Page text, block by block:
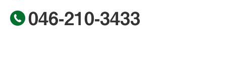
046-210-3433